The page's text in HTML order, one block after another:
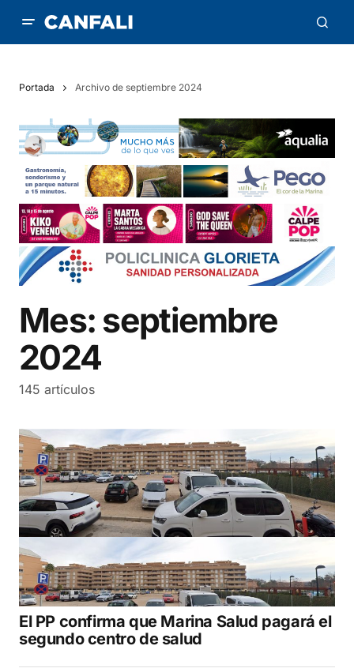
Portada Archivo de septiembre 2024
Mes:septiembre
2024
145 artículos
El PP confirma que Marina Salud pagará el
segundo centro de salud